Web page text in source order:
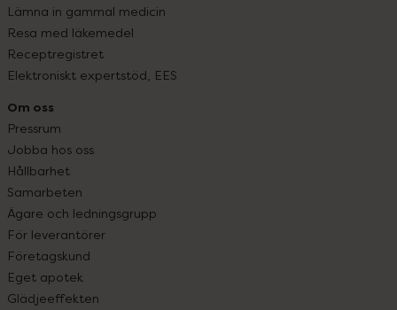
Lämna in gammal medicin
Resa med läkemedel
Receptregistret
Elektroniskt expertstöd, EES
Om oss
Pressrum
Jobba hos oss
Hållbarhet
Samarbeten
Ägare och ledningsgrupp
För leverantörer
Företagskund
Eget apotek
Glädjeeffekten